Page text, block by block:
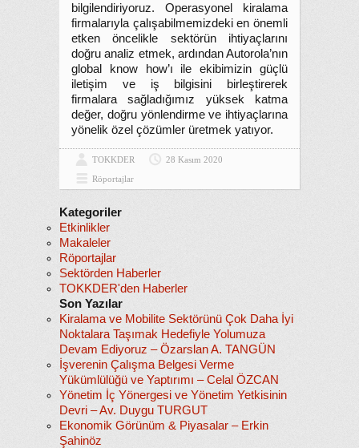
bilgilendiriyoruz. Operasyonel kiralama
firmalarıyla çalışabilmemizdeki en önemli
etken öncelikle sektörün ihtiyaçlarını
doğru analiz etmek, ardından Autorola’nın
global know how’ı ile ekibimizin güçlü
iletişim ve iş bilgisini birleştirerek
firmalara sağladığımız yüksek katma
değer, doğru yönlendirme ve ihtiyaçlarına
yönelik özel çözümler üretmek yatıyor.
TOKKDER
28 Kasım 2020
Röportajlar
Kategoriler
Etkinlikler
Makaleler
Röportajlar
Sektörden Haberler
TOKKDER'den Haberler
Son Yazılar
Kiralama ve Mobilite Sektörünü Çok Daha İyi
Noktalara Taşımak Hedefiyle Yolumuza
Devam Ediyoruz – Özarslan A. TANGÜN
İşverenin Çalışma Belgesi Verme
Yükümlülüğü ve Yaptırımı – Celal ÖZCAN
Yönetim İç Yönergesi ve Yönetim Yetkisinin
Devri – Av. Duygu TURGUT
Ekonomik Görünüm & Piyasalar – Erkin
Şahinöz